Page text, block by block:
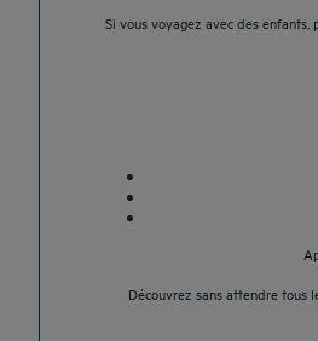
Si vous voyagez avec des
Découvrez sans attendre tous